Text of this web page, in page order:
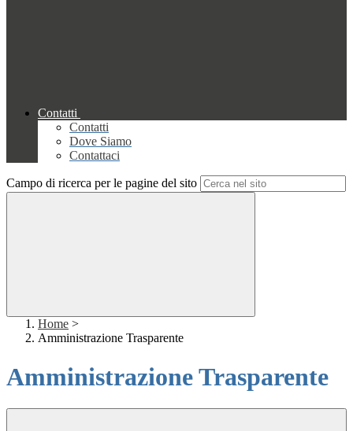
Contatti
Contatti
Dove Siamo
Contattaci
Campo di ricerca per le pagine del sito
Home >
Amministrazione Trasparente
Amministrazione Trasparente